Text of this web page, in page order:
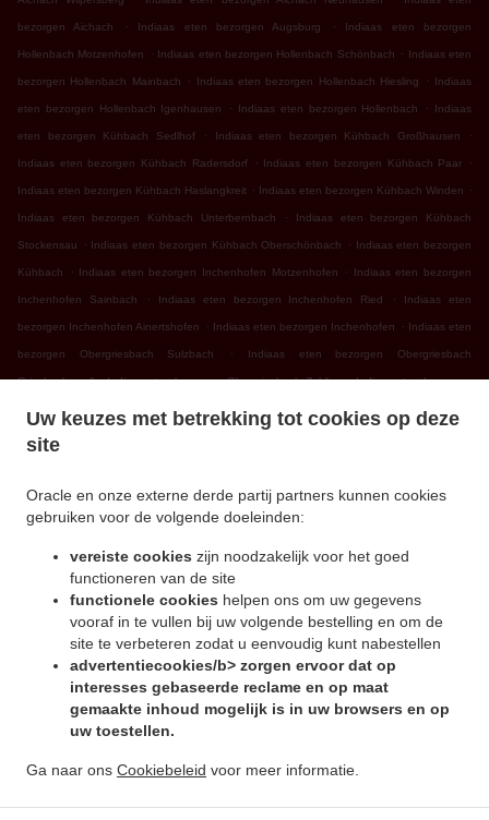
Uw keuzes met betrekking tot cookies op deze
site
Oracle en onze externe derde partij partners kunnen cookies
gebruiken voor de volgende doeleinden:
vereiste cookies zijn noodzakelijk voor het goed
functioneren van de site
functionele cookies helpen ons om uw gegevens
vooraf in te vullen bij uw volgende bestelling en om de
site te verbeteren zodat u eenvoudig kunt nabestellen
advertentiecookies/b> zorgen ervoor dat op
interesses gebaseerde reclame en op maat
gemaakte inhoud mogelijk is in uw browsers en op
uw toestellen.
Ga naar ons Cookiebeleid voor meer informatie.
bezorgen Aichach . Indiaas eten bezorgen Augsburg . Indiaas eten bezorgen
Hollenbach Motzenhofen . Indiaas eten bezorgen Hollenbach Schönbach . Indiaas eten
bezorgen Hollenbach Mainbach . Indiaas eten bezorgen Hollenbach Hiesling . Indiaas
eten bezorgen Hollenbach Igenhausen . Indiaas eten bezorgen Hollenbach . Indiaas
eten bezorgen Kühbach Sedlhof . Indiaas eten bezorgen Kühbach Großhausen .
Indiaas eten bezorgen Kühbach Radersdorf . Indiaas eten bezorgen Kühbach Paar .
Indiaas eten bezorgen Kühbach Haslangkreit . Indiaas eten bezorgen Kühbach Winden .
Indiaas eten bezorgen Kühbach Unterbernbach . Indiaas eten bezorgen Kühbach
Stockensau . Indiaas eten bezorgen Kühbach Oberschönbach . Indiaas eten bezorgen
Kühbach . Indiaas eten bezorgen Inchenhofen Motzenhofen . Indiaas eten bezorgen
Inchenhofen Sainbach . Indiaas eten bezorgen Inchenhofen Ried . Indiaas eten
bezorgen Inchenhofen Ainertshofen . Indiaas eten bezorgen Inchenhofen . Indiaas eten
bezorgen Obergriesbach Sulzbach . Indiaas eten bezorgen Obergriesbach
Griesbeckerzell . Indiaas eten bezorgen Obergriesbach Zahling . Indiaas eten bezorgen
Obergriesbach Edenried Indiaas eten bezorgen Obergriesbach Indiaas eten bezorgen
Altomünster Xyger
bezorgen Altomünster Rudersberg Indiaas eten bezorgen Altomünster Teufelsberg
Indiaas eten bezorgen Altomünster . Indiaas eten bezorgen Sielenbach Gollenhof
Schafhausen Indiaas eten bezorgen Sielenbach .
Wessiszell . Indiaas eten bezorgen Dasing Laimering . Indiaas eten bezorgen Dasing
Indiaas eten bezorgen Dasing Bitzenhofen . Indiaas eten bezorgen Dasing
. . Indiaas eten bezorgen Schiltberg
Untermauerbach Indiaas eten bezorgen Schiltberg Allenberg Indiaas eten bezorgen
Schiltberg Rapperzell . Indiaas eten bezorgen Schiltberg Bergen . Indiaas eten bezorgen
Schiltberg Gundertshausen . Indiaas eten bezorgen Schiltberg
Gachenbach Westerham Indiaas eten bezorgen Gachenbach